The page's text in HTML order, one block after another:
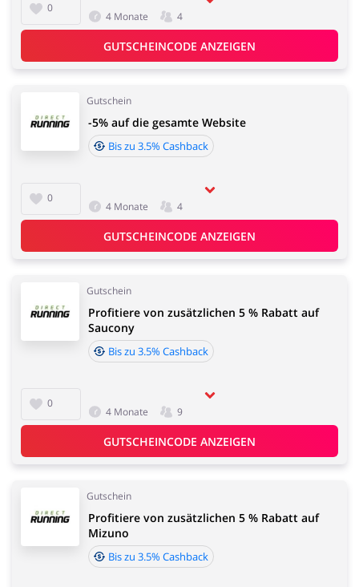
0
4 Monate 4
GUTSCHEINCODE ANZEIGEN
Gutschein
0
-5% auf die gesamte Website
Bis zu 3.5% Cashback
4 Monate 4
GUTSCHEINCODE ANZEIGEN
Gutschein
0
Profitiere von zusätzlichen 5 % Rabatt auf
Saucony
Bis zu 3.5% Cashback
4 Monate 9
GUTSCHEINCODE ANZEIGEN
Gutschein
Profitiere von zusätzlichen 5 % Rabatt auf
Mizuno
Bis zu 3.5% Cashback